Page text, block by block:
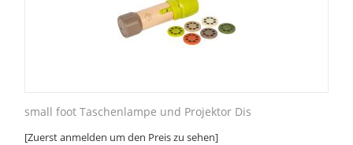
small foot Taschenlampe und Projektor Dis
[Zuerst anmelden um den Preis zu sehen]